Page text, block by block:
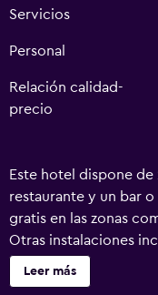
Servicios
Personal
Relación calidad-
precio
Este hotel dispone de
restaurante y un bar
gratis en las zonas
Otras instalaciones
y una piscina infantil.
alojamientos con aire
Leer más